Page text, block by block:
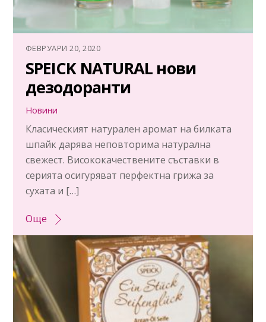
ФЕВРУАРИ 20, 2020
SPEICK NATURAL нови
дезодоранти
Новини
Класическият натурален аромат на билката
шпайк дарява неповторима натурална
свежест. Висококачествените съставки в
серията осигуряват перфектна грижа за
сухата и […]
Още